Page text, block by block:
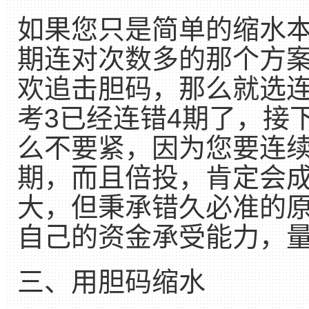
如果您只是简单的缩水
期连对次数多的那个方
欢追击胆码，那么就选
考3已经连错4期了，接
么不要紧，因为您要连
期，而且倍投，肯定会
大，但秉承错久必准的
自己的资金承受能力，
三、用胆码缩水